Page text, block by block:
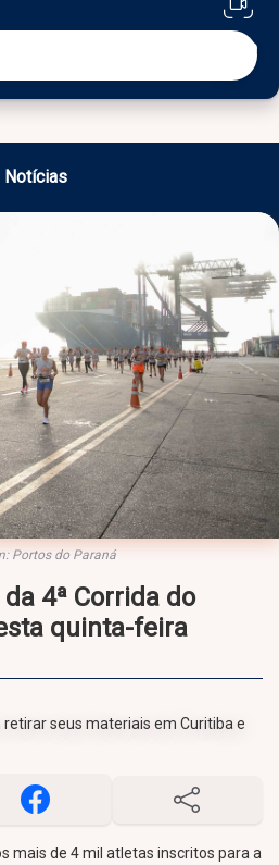
Notícias
Portos do Paraná
4ª Corrida do
quinta-feira
seus materiais em Curitiba e
mais de 4 mil atletas inscritos para a